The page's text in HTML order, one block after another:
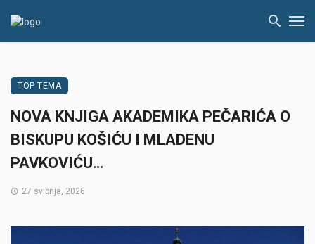
TOP TEMA
NOVA KNJIGA AKADEMIKA PEČARIĆA O
BISKUPU KOŠIĆU I MLADENU
PAVKOVIĆU…
27 svibnja, 2026